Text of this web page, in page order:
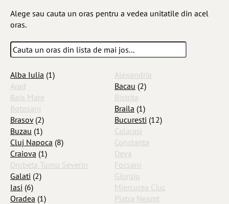
Alege sau cauta un oras pentru a vedea unitatile din acel
oras.
Alba Iulia (1)
Alexandria
Arad
Bacau (2)
Baia Mare
Bistrita
Botosani
Braila (1)
Brasov (2) Bucuresti (12)
Buzau (1)
Calarasi
Cluj Napoca (8)
Constanta
Craiova (1)
Deva
Drobeta Turnu Severin
Focsani
Galati (2)
Giurgiu
Iasi (6)
Miercurea Ciuc
Oradea (1)
Piatra Neamt